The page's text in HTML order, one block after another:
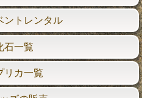
ントレンタル
石一覧
リカ一覧